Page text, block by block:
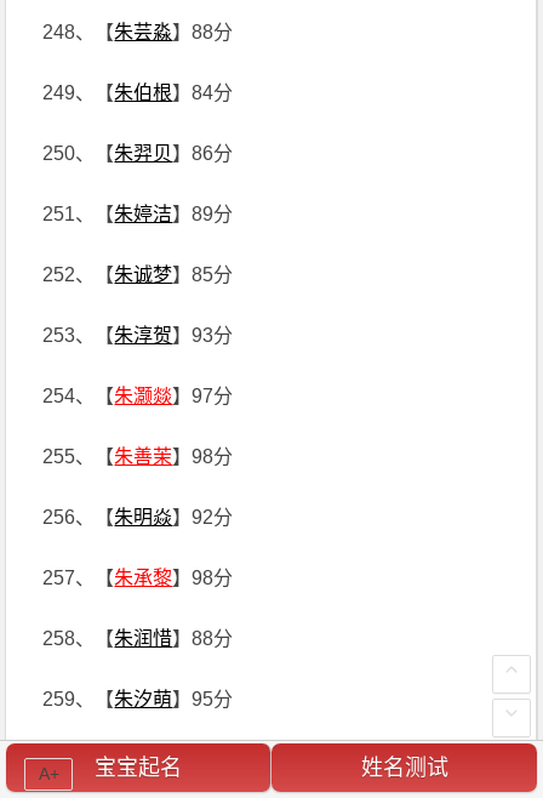
248、【朱芸淼】88分
249、【朱伯根】84分
250、【朱羿贝】86分
251、【朱婷洁】89分
252、【朱诚梦】85分
253、【朱淳贺】93分
254、【朱灏燚】97分
255、【朱善茉】98分
256、【朱明焱】92分
257、【朱承黎】98分
258、【朱润惜】88分
259、【朱汐萌】95分
260、【朱素迪】89分
宝宝起名 姓名测试
A+